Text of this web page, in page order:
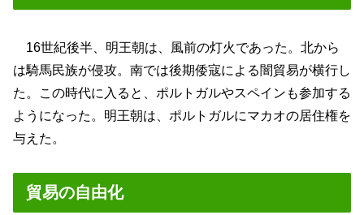
16世紀後半、明王朝は、風前の灯火であった。北から
は騎馬民族が侵攻。南では後期倭寇による闇貿易が横行し
た。この時代に入ると、ポルトガルやスペインも参加する
ようになった。明王朝は、ポルトガルにマカオの居住権を
与えた。
貿易の自由化